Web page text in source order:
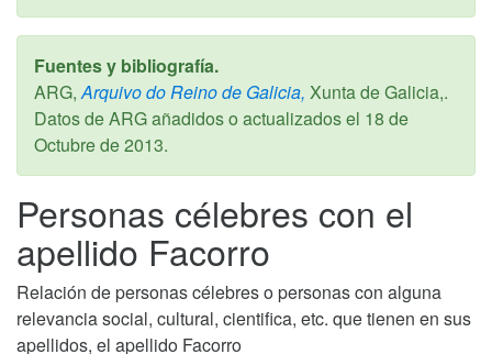
Fuentes y bibliografía.
ARG, Arquivo do Reino de Galicia, Xunta de Galicia,.
Datos de ARG añadidos o actualizados el 18 de
Octubre de 2013.
Personas célebres con el
apellido Facorro
Relación de personas célebres o personas con alguna
relevancia social, cultural, cientifica, etc. que tienen en sus
apellidos, el apellido Facorro